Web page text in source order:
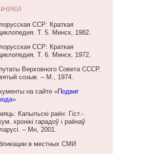
ССР: Краткая
Т. 5. Минск, 1982.
ССР: Краткая
Т. 6. Минск, 1972.
Верховного Совета СССР.
созыв. – М., 1974.
на сайте «Подвиг
»
Капыльскі раён: Гіст.-
хронікі гарадоў і раёнаў
– Мн, 2001.
в местных СМИ